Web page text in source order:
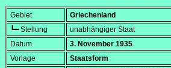
Gebiet
Griechenland
┗━ Stellung
unabhängiger Staat
Datum
3. November 1935
Vorlage
Staatsform